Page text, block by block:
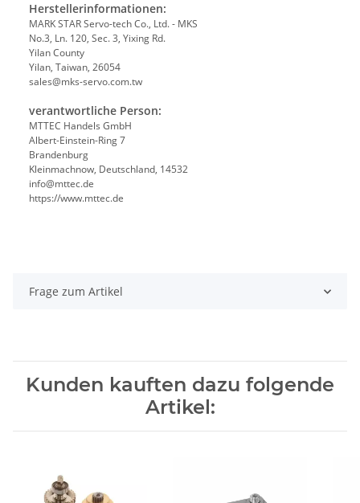
Herstellerinformationen:
MARK STAR Servo-tech Co., Ltd. - MKS
No.3, Ln. 120, Sec. 3, Yixing Rd.
Yilan County
Yilan, Taiwan, 26054
sales@mks-servo.com.tw
verantwortliche Person:
MTTEC Handels GmbH
Albert-Einstein-Ring 7
Brandenburg
Kleinmachnow, Deutschland, 14532
info@mttec.de
https://www.mttec.de
Frage zum Artikel
Kunden kauften dazu folgende
Artikel: